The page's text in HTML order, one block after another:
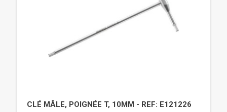
CLÉ MÂLE, POIGNÉE T, 10MM - REF: E121226